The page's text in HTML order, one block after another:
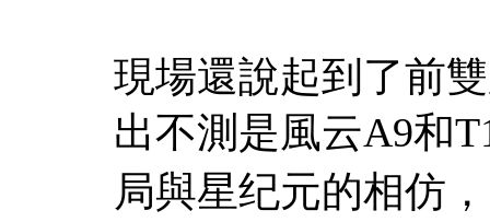
現場還說起到了前
出不測是風云A9和
局與星纪元的相仿